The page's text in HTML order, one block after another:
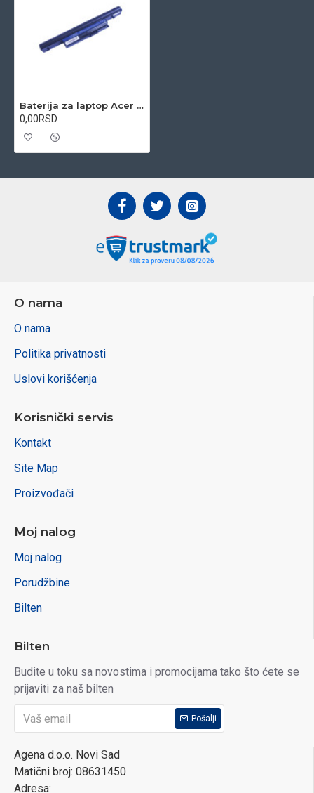
Baterija za laptop Acer TimelineX 3820T / AS10B41 10.8V 6-cell Li-ion
0,00RSD
O nama
O nama
Politika privatnosti
Uslovi korišćenja
Korisnički servis
Kontakt
Site Map
Proizvođači
Moj nalog
Moj nalog
Porudžbine
Bilten
Bilten
Budite u toku sa novostima i promocijama tako što ćete se
prijaviti za naš bilten
Pošalji
Agena d.o.o. Novi Sad
Matični broj: 08631450
Adresa: